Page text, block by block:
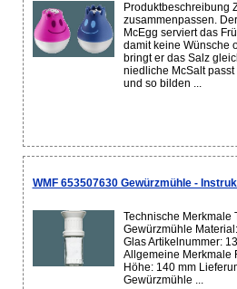
Produktbeschreibung
zusammenpassen.
McEgg serviert das
damit keine Wünsche
bringt er das Salz
niedliche McSalt
und so bilden ...
WMF 653507630 Gewürzmühle -
Technische Merkmale
Gewürzmühle
Glas Artikelnummer:
Allgemeine Merkmale
Höhe: 140 mm
Gewürzmühle ...